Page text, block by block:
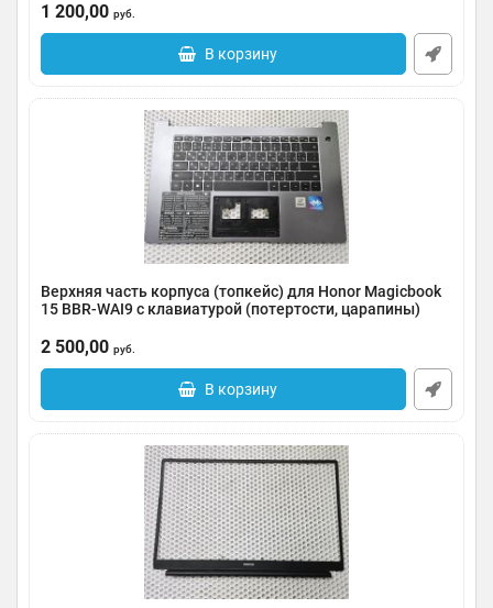
1 200,00 руб.
В корзину
Верхняя часть корпуса (топкейс) для Honor Magicbook
15 BBR-WAI9 с клавиатурой (потертости, царапины)
2 500,00 руб.
В корзину